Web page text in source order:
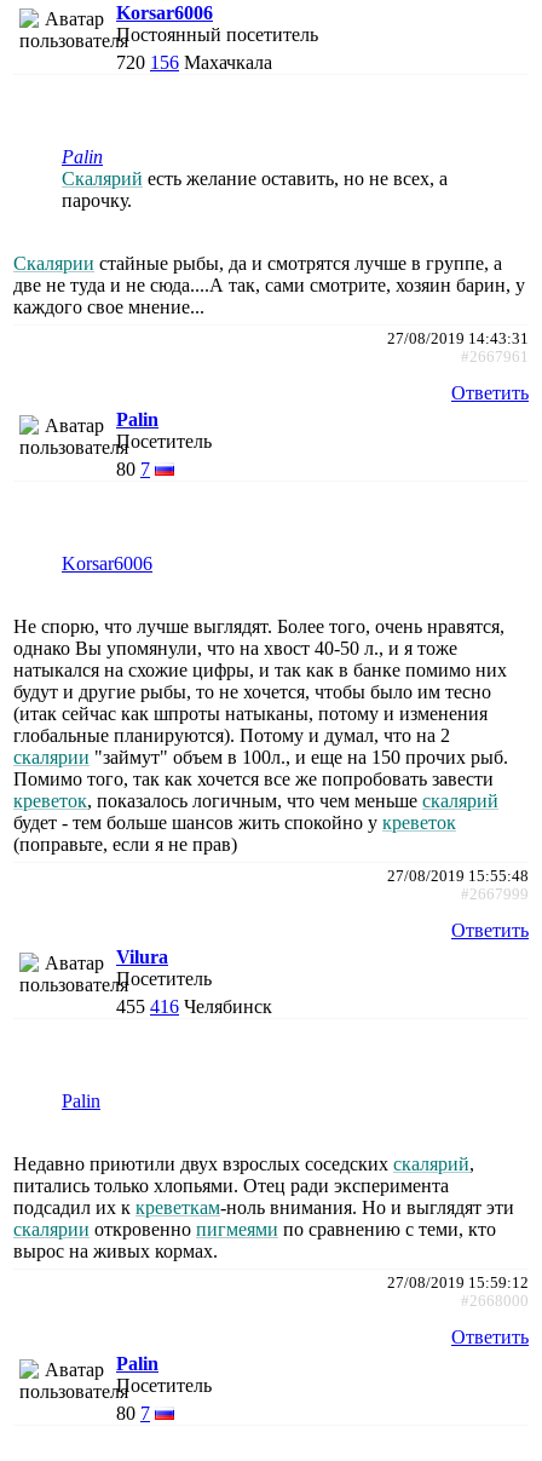
Korsar6006
Постоянный посетитель
720 156 Махачкала
Palin
Скалярий есть желание оставить, но не всех, а
парочку.
Скалярии стайные рыбы, да и смотрятся лучше в группе, а
две не туда и не сюда....А так, сами смотрите, хозяин барин, у
каждого свое мнение...
27/08/2019 14:43:31
#2667961
Ответить
Palin
Посетитель
80 7
Korsar6006
Не спорю, что лучше выглядят. Более того, очень нравятся,
однако Вы упомянули, что на хвост 40-50 л., и я тоже
натыкался на схожие цифры, и так как в банке помимо них
будут и другие рыбы, то не хочется, чтобы было им тесно
(итак сейчас как шпроты натыканы, потому и изменения
глобальные планируются). Потому и думал, что на 2
скалярии "займут" объем в 100л., и еще на 150 прочих рыб.
Помимо того, так как хочется все же попробовать завести
креветок, показалось логичным, что чем меньше скалярий
будет - тем больше шансов жить спокойно у креветок
(поправьте, если я не прав)
27/08/2019 15:55:48
#2667999
Ответить
Vilura
Посетитель
455 416 Челябинск
Palin
Недавно приютили двух взрослых соседских скалярий,
питались только хлопьями. Отец ради эксперимента
подсадил их к креветкам-ноль внимания. Но и выглядят эти
скалярии откровенно пигмеями по сравнению с теми, кто
вырос на живых кормах.
27/08/2019 15:59:12
#2668000
Ответить
Palin
Посетитель
80 7